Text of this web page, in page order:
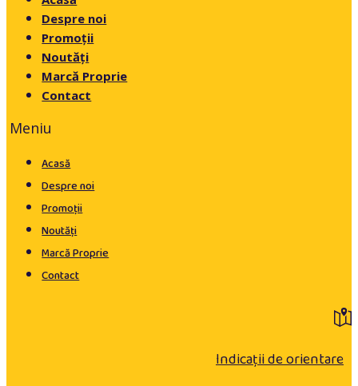
Despre noi
Promoții
Noutăți
Marcă Proprie
Contact
Meniu
Acasă
Despre noi
Promoții
Noutăți
Marcă Proprie
Contact
Indicații de orientare